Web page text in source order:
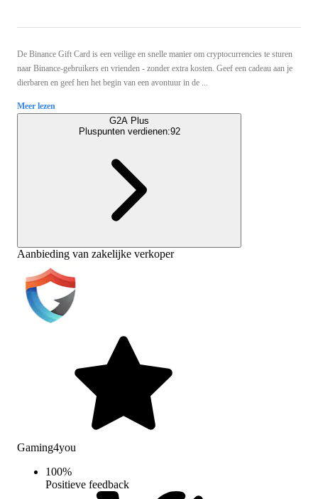
De Binance Gift Card is een veilige en snelle manier om cryptocurrencies te sturen
naar Binance-gebruikers en vrienden - zonder extra kosten. Geef een cadeau aan je
dierbaren en geef hen het begin van een avontuur in de ...
Meer lezen
G2A Plus
Pluspunten verdienen:92
Aanbieding van zakelijke verkoper
Gaming4you
100%
Positieve feedback